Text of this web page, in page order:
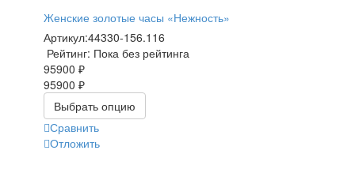
Женские золотые часы «Нежность»
Артикул:44330-156.116
Рейтинг: Пока без рейтинга
95900 ₽
95900 ₽
Выбрать опцию
Сравнить
Отложить